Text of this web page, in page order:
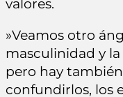
valores.
»Veamos otro
masculinidad y
pero hay
confundirlos, los